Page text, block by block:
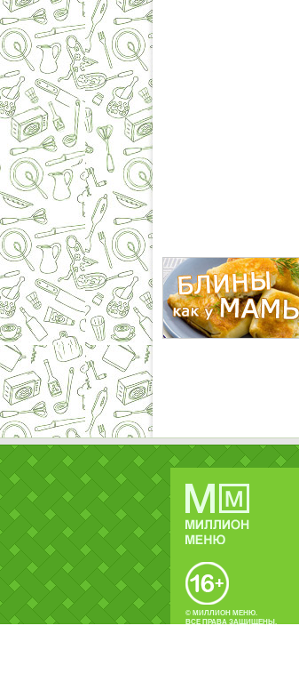
© МИЛЛИОН МЕНЮ.
ВСЕ ПРАВА ЗАЩИЩЕНЫ.